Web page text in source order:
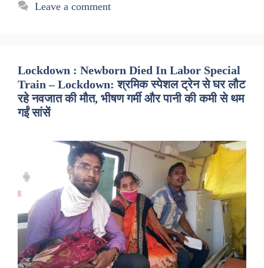
Leave a comment
Lockdown : Newborn Died In Labor Special
Train – Lockdown: श्रमिक स्पेशल ट्रेन से घर लौट
रहे नवजात की मौत, भीषण गर्मी और पानी की कमी से थम
गईं सांसें